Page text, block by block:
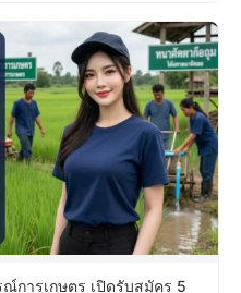
การเกษตร เปิดรับสมัคร 5